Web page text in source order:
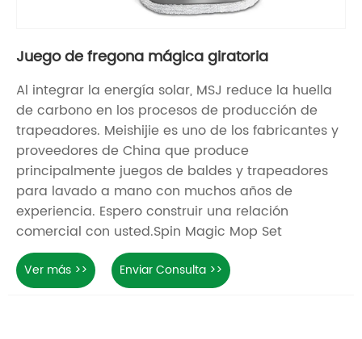
Juego de fregona mágica giratoria
Al integrar la energía solar, MSJ reduce la huella
de carbono en los procesos de producción de
trapeadores. Meishijie es uno de los fabricantes y
proveedores de China que produce
principalmente juegos de baldes y trapeadores
para lavado a mano con muchos años de
experiencia. Espero construir una relación
comercial con usted.Spin Magic Mop Set
Ver más >> Enviar Consulta >>